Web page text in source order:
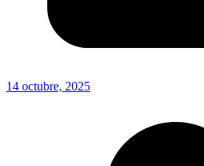
14 octubre, 2025